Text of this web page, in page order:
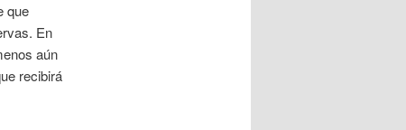
que
En
aún
recibirá